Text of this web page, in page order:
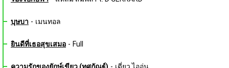
บุษบา - เมนทอล
ยินดีที่เธอสุขเสมอ - Full